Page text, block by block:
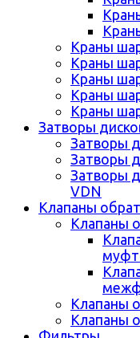
Краны
Краны
Краны
Краны
Краны
Затворы
Затворы
Затворы
Затворы
VDN
Клапаны
Клапаны
Клапаны
Клапаны